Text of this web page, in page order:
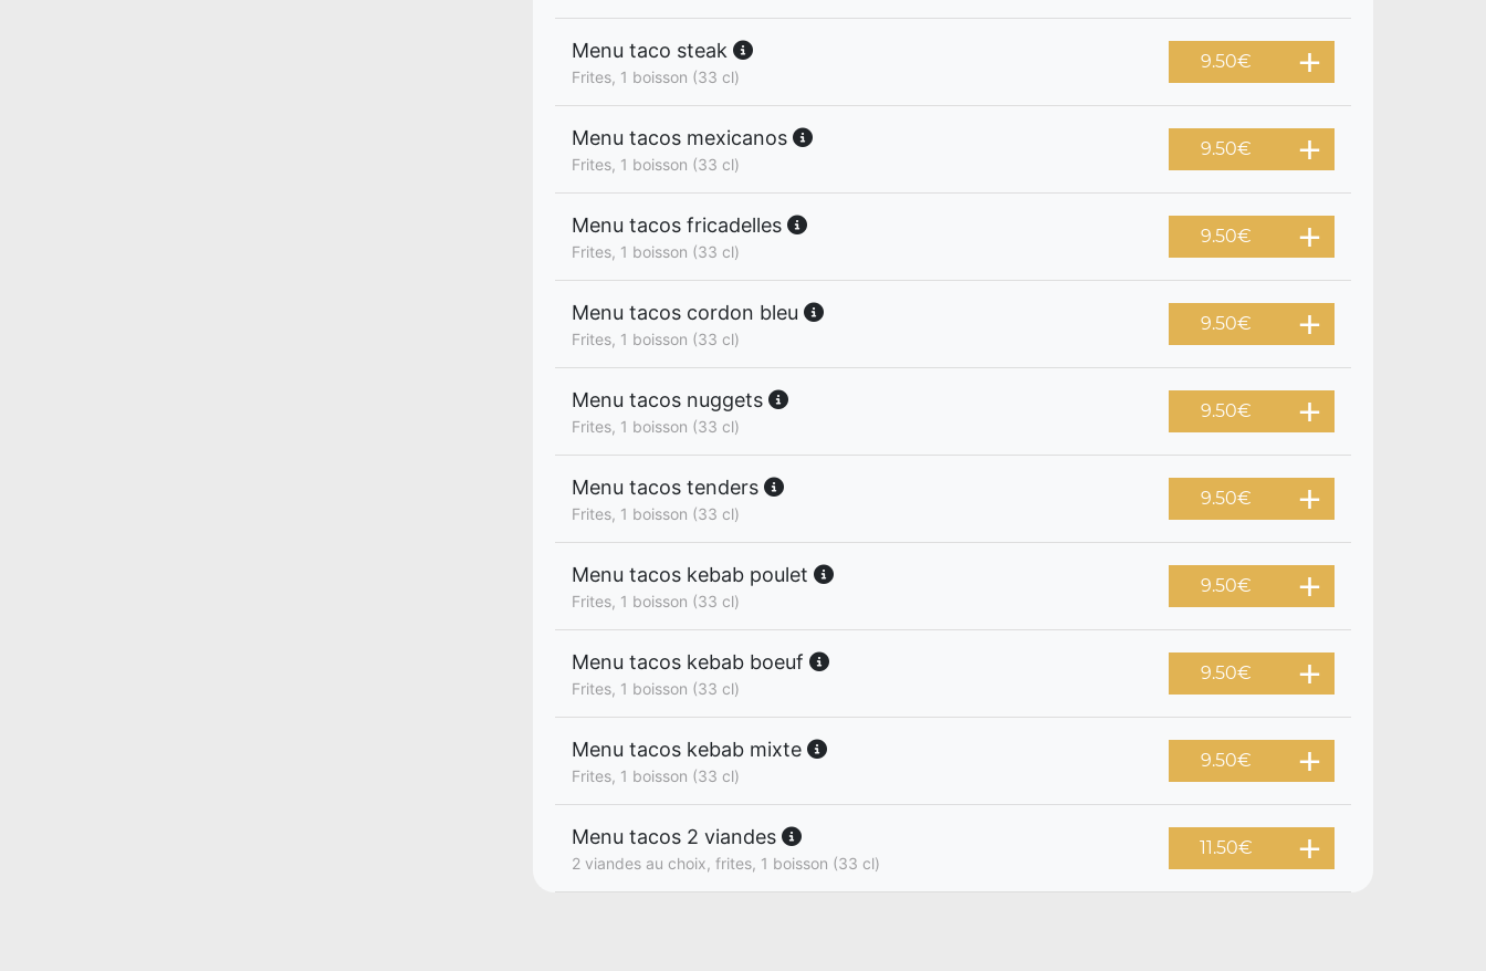
Menu taco steak
Frites, 1 boisson (33 cl)
9.50€
Menu tacos mexicanos
Frites, 1 boisson (33 cl)
9.50€
Menu tacos fricadelles
Frites, 1 boisson (33 cl)
9.50€
Menu tacos cordon bleu
Frites, 1 boisson (33 cl)
9.50€
Menu tacos nuggets
Frites, 1 boisson (33 cl)
9.50€
Menu tacos tenders
Frites, 1 boisson (33 cl)
9.50€
Menu tacos kebab poulet
Frites, 1 boisson (33 cl)
9.50€
Menu tacos kebab boeuf
Frites, 1 boisson (33 cl)
9.50€
Menu tacos kebab mixte
Frites, 1 boisson (33 cl)
9.50€
Menu tacos 2 viandes
2 viandes au choix, frites, 1 boisson (33 cl)
11.50€